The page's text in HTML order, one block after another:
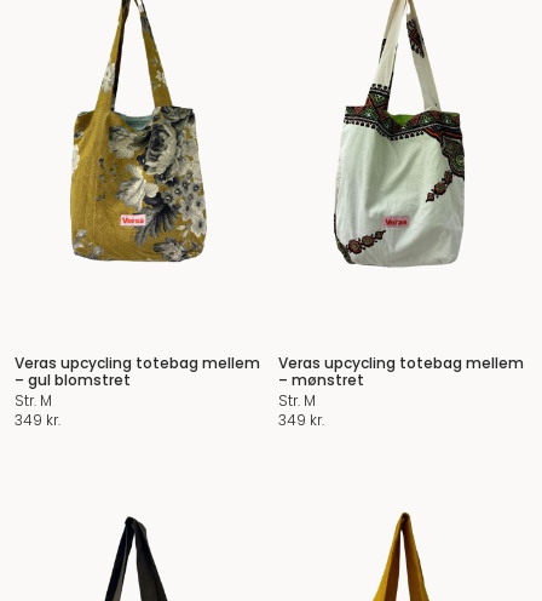
Veras upcycling totebag mellem
– gul blomstret
Str. M
349 kr.
Veras upcycling totebag mellem
– mønstret
Str. M
349 kr.